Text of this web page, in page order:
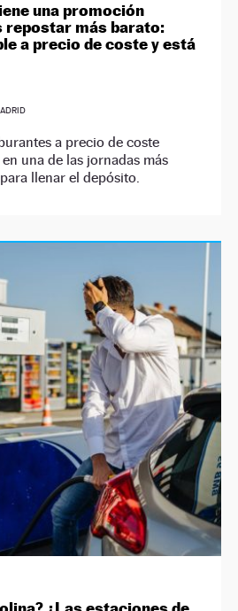
una promoción
repostar más barato:
a precio de coste y está
a precio de coste
una de las jornadas más
llenar el depósito.